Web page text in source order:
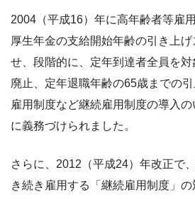
2004（平成16）年に高年齢者等雇
厚生年金の支給開始年齢の引き上
せ、段階的に、定年到達者全員を
廃止、定年退職年齢の65歳までの
雇用制度など継続雇用制度の導入
に義務づけられました。
さらに、2012（平成24）年改正で
き続き雇用する「継続雇用制度」